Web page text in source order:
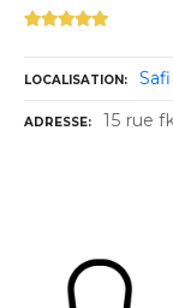
LOCALISATION Safi
ADRESSE 15 rue